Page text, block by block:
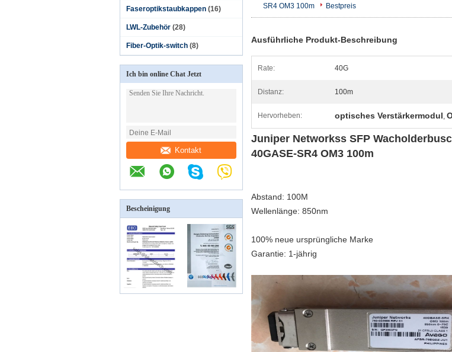
Faseroptikstaubkappen (16)
LWL-Zubehör (28)
Fiber-Optik-switch (8)
Ich bin online Chat Jetzt
Kontakt
Bescheinigung
SR4 OM3 100m
Bestpreis
Ausführliche Produkt-Beschreibung
Rate: 40G
Distanz: 100m
Hervorheben: optisches Verstärkermodul,
Juniper Networkss SFP
40GASE-SR4 OM3 100m
Abstand: 100M
Wellenlänge: 850nm
100% neue ursprüngliche Marke
Garantie: 1-jährig